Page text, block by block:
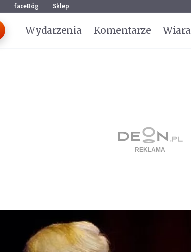
faceBóg Sklep
Wydarzenia Komentarze Wiara